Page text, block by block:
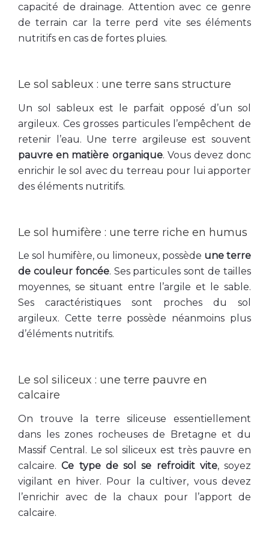
capacité de drainage. Attention avec ce genre
de terrain car la terre perd vite ses éléments
nutritifs en cas de fortes pluies.
Le sol sableux : une terre sans structure
Un sol sableux est le parfait opposé d’un sol
argileux. Ces grosses particules l’empêchent de
retenir l’eau. Une terre argileuse est souvent
pauvre en matière organique. Vous devez donc
enrichir le sol avec du terreau pour lui apporter
des éléments nutritifs.
Le sol humifère : une terre riche en humus
Le sol humifère, ou limoneux, possède une terre
de couleur foncée. Ses particules sont de tailles
moyennes, se situant entre l’argile et le sable.
Ses caractéristiques sont proches du sol
argileux. Cette terre possède néanmoins plus
d’éléments nutritifs.
Le sol siliceux : une terre pauvre en
calcaire
On trouve la terre siliceuse essentiellement
dans les zones rocheuses de Bretagne et du
Massif Central. Le sol siliceux est très pauvre en
calcaire.Ce type de sol se refroidit vite, soyez
vigilant en hiver. Pour la cultiver, vous devez
l’enrichir avec de la chaux pour l’apport de
calcaire.